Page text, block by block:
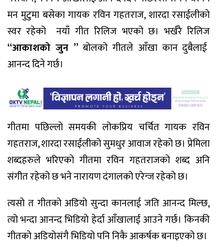
मन मुटुमा बसेका गायक रविन गहतराज, शारदा रसाईलीको
स्वर रहेको नयाँ गीत रिलिज भएको छ। भर्खरै रिलिज
“आकाशको जुन ” बोलको गीतले आँखा कान दुबैलाई
आनन्द दिने गर्छ।
गीतमा पछिल्लो समयकी लोकप्रिय चर्चित गायक रविन
गहतराज, शारदा रसाईलीको सुमधुर आवाज रहेको छ। प्रेमिला
शब्दहरुले भरिएको गीतमा रविन गहतराजको शब्द अनि
संगीत रहेको छ भने नारायण दंगालको एरेन्ज रहेको छ।
त्यसो त गीतको अडियो सुन्दा कानलाई जति आनन्द मिल्छ,
त्यो भन्दा आनन्द भिडियो हेर्दा आँखालाई आउने गर्छ। किनकी
गीतको अडियोसंगै भिडियो पनि निकै आकर्षक बनाइएको छ।